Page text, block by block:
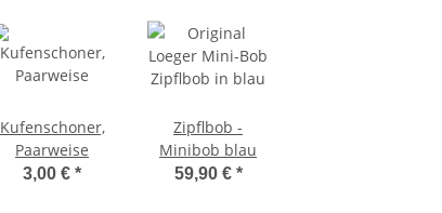
Kufenschoner,
Paarweise
3,00 € *
Zipflbob -
Minibob blau
59,90 € *